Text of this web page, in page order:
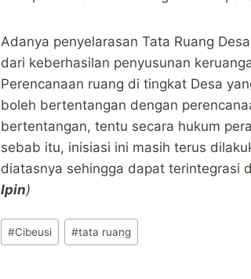
Adanya penyelarasan Tata Ruang
dari keberhasilan penyusunan
Perencanaan ruang di tingkat Desa
boleh bertentangan dengan
bertentangan, tentu secara hukum
sebab itu, inisiasi ini masih terus
diatasnya sehingga dapat terintegrasi
Ipin)
Post
Tags:
#Cibeusi #tata ruang